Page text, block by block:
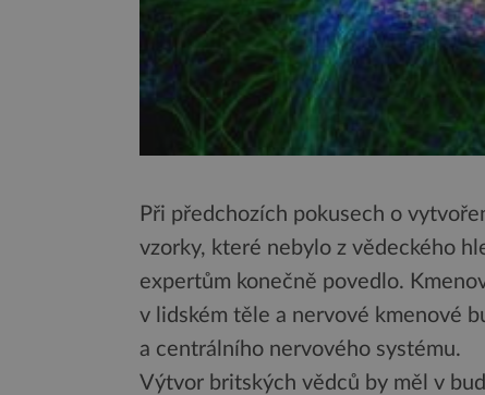
Při předchozích pokusech o
vzorky, které nebylo z vědeckého
expertům konečně povedlo.
v lidském těle a nervové kmenové
a centrálního nervového systému.
Výtvor britských vědců by měl v